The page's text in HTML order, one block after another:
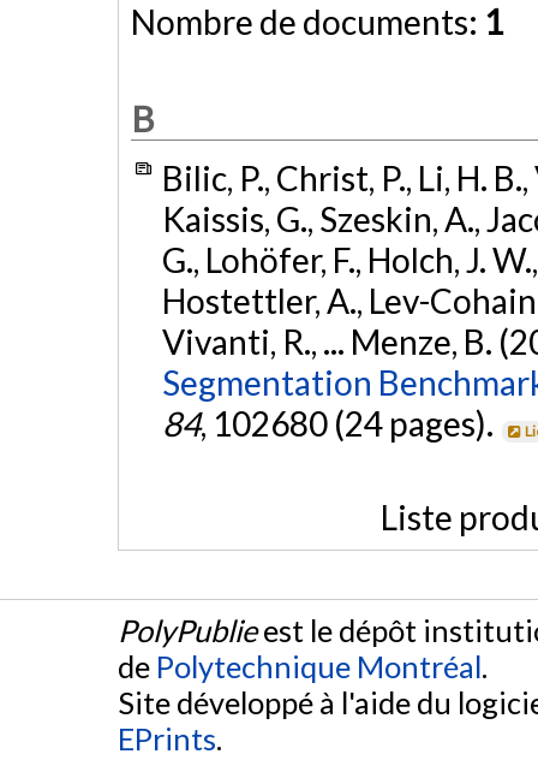
Nombre de documents: 1
B
Bilic, P., Christ, P., Li, H.
Kaissis, G., Szeskin, A.,
G., Lohöfer, F., Holch, J.
Hostettler, A., Lev-
Vivanti, R., ... Menze, B.
Segmentation
84, 102680 (24 pages).
Liste
PolyPublieest le dépôt
de Polytechnique Montréal.
Site développé à l'aide du
EPrints.